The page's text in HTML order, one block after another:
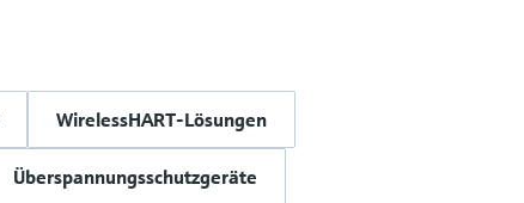
WirelessHART-Lösungen
Überspannungsschutzgeräte